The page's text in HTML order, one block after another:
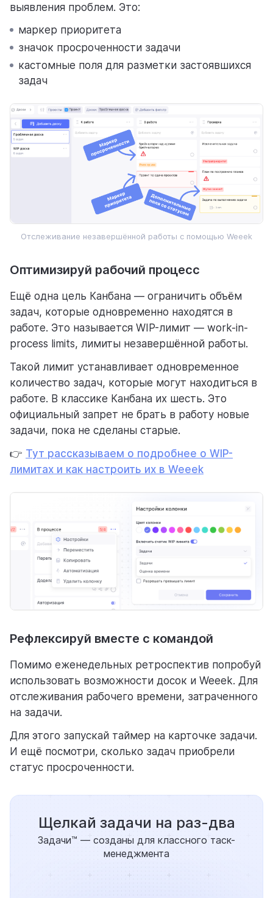
выявления проблем. Это:
маркер приоритета
значок просроченности задачи
кастомные поля для разметки застоявшихся
задач
Отслеживание незавершённой работы с помощью Weeek
Оптимизируй рабочий процесс
Ещё одна цель Канбана — ограничить объём
задач, которые одновременно находятся в
работе. Это называется WIP-лимит — work-in-
process limits, лимиты незавершённой работы.
Такой лимит устанавливает одновременное
количество задач, которые могут находиться в
работе. В классике Канбана их шесть. Это
официальный запрет не брать в работу новые
задачи, пока не сделаны старые.
👉 Тут рассказываем о подробнее о WIP-
лимитах и как настроить их в Weeek
Рефлексируй вместе с командой
Помимо еженедельных ретроспектив попробуй
использовать возможности досок и Weeek. Для
отслеживания рабочего времени, затраченного
на задачи.
Для этого запускай таймер на карточке задачи.
И ещё посмотри, сколько задач приобрели
статус просроченности.
Щелкай задачи на раз-два
Задачи™ — созданы для классного таск-
менеджмента